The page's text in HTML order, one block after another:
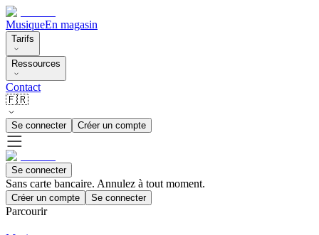
MusiqueEn magasin
Tarifs
Ressources
Contact
🇫🇷
Se connecter Créer un compte
Se connecter
Sans carte bancaire. Annulez à tout moment.
Créer un compte Se connecter
Parcourir